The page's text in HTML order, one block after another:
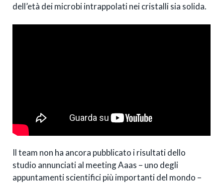
dell’età dei microbi intrappolati nei cristalli sia solida.
Il team non ha ancora pubblicato i risultati dello
studio annunciati al meeting Aaas – uno degli
appuntamenti scientifici più importanti del mondo –